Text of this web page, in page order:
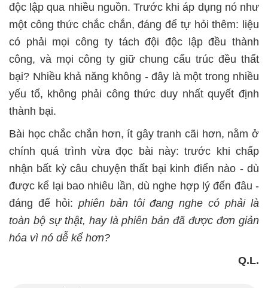
độc lập qua nhiều nguồn. Trước khi áp dụng nó như
một công thức chắc chắn, đáng để tự hỏi thêm: liệu
có phải mọi công ty tách đội độc lập đều thành
công, và mọi công ty giữ chung cấu trúc đều thất
bại? Nhiều khả năng không - đây là một trong nhiều
yếu tố, không phải công thức duy nhất quyết định
thành bại.
Bài học chắc chắn hơn, ít gây tranh cãi hơn, nằm ở
chính quá trình vừa đọc bài này: trước khi chấp
nhận bất kỳ câu chuyện thất bại kinh điển nào - dù
được kể lại bao nhiêu lần, dù nghe hợp lý đến đâu -
đáng để hỏi: phiên bản tôi đang nghe có phải là
toàn bộ sự thật, hay là phiên bản đã được đơn giản
hóa vì nó dễ kể hơn?
Q.L.